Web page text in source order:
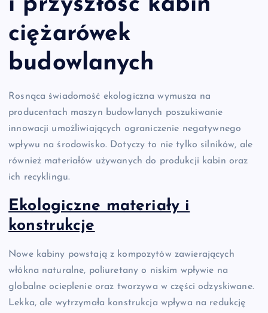
ciężarówek
budowlanych
Rosnąca świadomość ekologiczna wymusza na
producentach maszyn budowlanych poszukiwanie
innowacji umożliwiających ograniczenie negatywnego
wpływu na środowisko. Dotyczy to nie tylko silników, ale
również materiałów używanych do produkcji kabin oraz
ich recyklingu.
Ekologiczne materiały i
konstrukcje
Nowe kabiny powstają z kompozytów zawierających
włókna naturalne, poliuretany o niskim wpływie na
globalne ocieplenie oraz tworzywa w części odzyskiwane.
Lekka, ale wytrzymała konstrukcja wpływa na redukcję